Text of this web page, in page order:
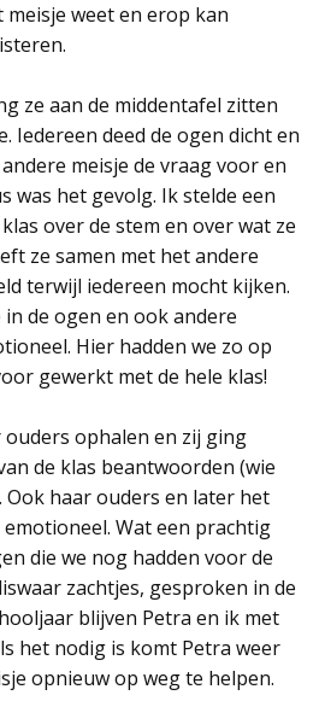
weet en erop kan
ze aan de middentafel zitten
Iedereen deed de ogen dicht en
meisje de vraag voor en
was het gevolg. Ik stelde een
over de stem en over wat ze
ze samen met het andere
terwijl iedereen mocht kijken.
de ogen en ook andere
Hier hadden we zo op
gewerkt met de hele klas!
ophalen en zij ging
de klas beantwoorden (wie
Ook haar ouders en later het
Wat een prachtig
die we nog hadden voor de
zachtjes, gesproken in de
blijven Petra en ik met
het nodig is komt Petra weer
opnieuw op weg te helpen.